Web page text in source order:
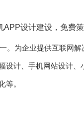
APP设计建设，免费
。为企业提供互联网
设计、手机网站设计
等。